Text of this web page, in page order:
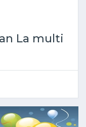
La multi